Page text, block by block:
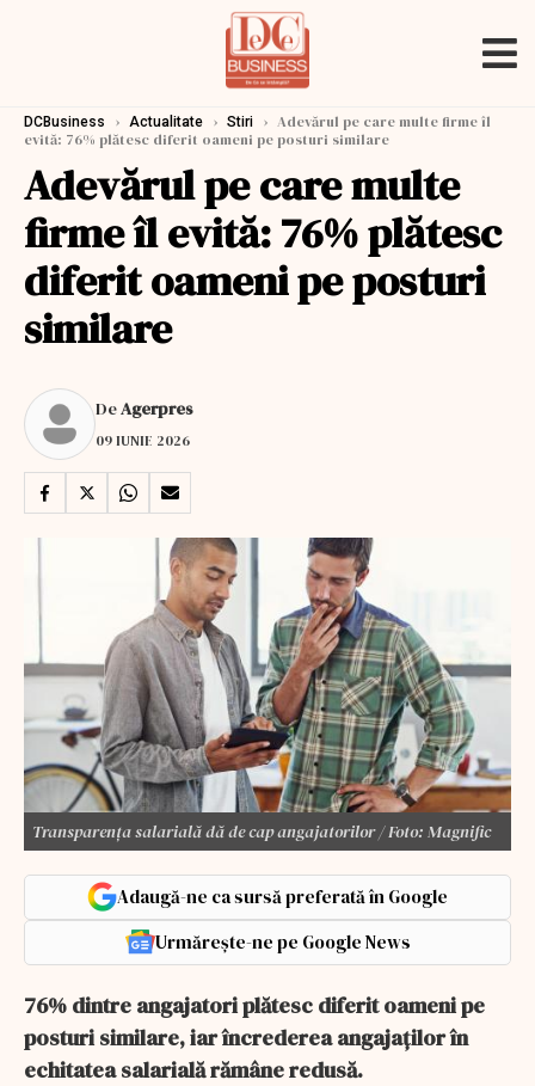
DCBusiness › Actualitate › Stiri › Adevărul pe care multe firme îl
evită: 76% plătesc diferit oameni pe posturi similare
Adevărul pe care multe
firme îl evită: 76% plătesc
diferit oameni pe posturi
similare
DeAgerpres
09 IUNIE 2026
Transparența salarială dă de cap angajatorilor / Foto: Magnific
Adaugă-ne ca sursă preferată în Google
Urmărește-ne pe Google News
76% dintre angajatori plătesc diferit oameni pe
posturi similare, iar încrederea angajaților în
echitatea salarială rămâne redusă.